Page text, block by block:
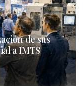
de sus
a IMTS